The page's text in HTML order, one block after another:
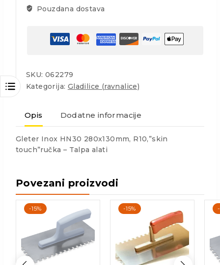
Pouzdana dostava
SKU: 062279
Kategorija: Gladilice (ravnalice)
Opis Dodatne informacije
Gleter Inox HN30 280x130mm, R10,”skin
touch”ručka – Talpa alati
Povezani proizvodi
-15% -15%